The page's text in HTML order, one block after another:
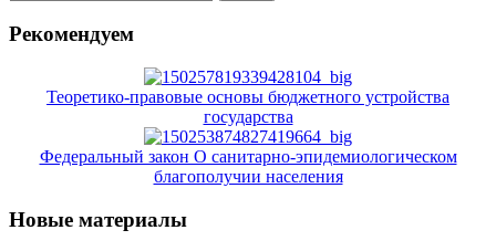
Рекомендуем
Теоретико-правовые основы бюджетного устройства
государства
Федеральный закон О санитарно-эпидемиологическом
благополучии населения
Новые материалы